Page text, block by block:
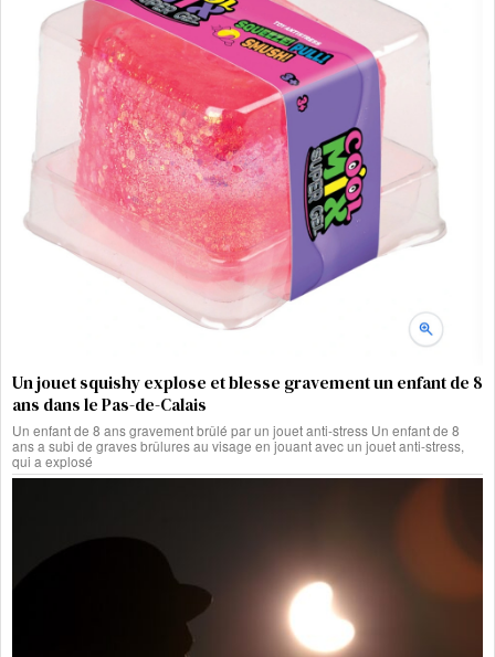
Un jouet squishy explose et blesse gravement un enfant de 8
ans dans le Pas-de-Calais
Un enfant de 8 ans gravement brûlé par un jouet anti-stress Un enfant de 8
ans a subi de graves brûlures au visage en jouant avec un jouet anti-stress,
qui a explosé